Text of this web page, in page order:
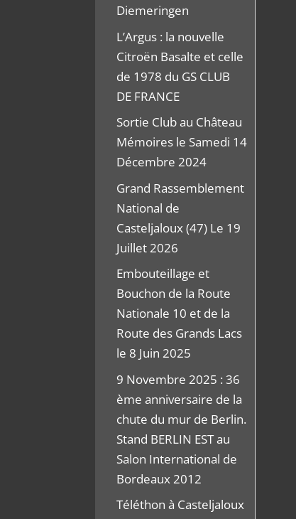
Diemeringen
L’Argus : la nouvelle
Citroën Basalte et celle
de 1978 du GS CLUB
DE FRANCE
Sortie Club au Château
Mémoires le Samedi 14
Décembre 2024
Grand Rassemblement
National de
Casteljaloux (47) Le 19
Juillet 2026
Embouteillage et
Bouchon de la Route
Nationale 10 et de la
Route des Grands Lacs
le 8 Juin 2025
9 Novembre 2025 : 36
ème anniversaire de la
chute du mur de Berlin.
Stand BERLIN EST au
Salon International de
Bordeaux 2012
Téléthon à Casteljaloux